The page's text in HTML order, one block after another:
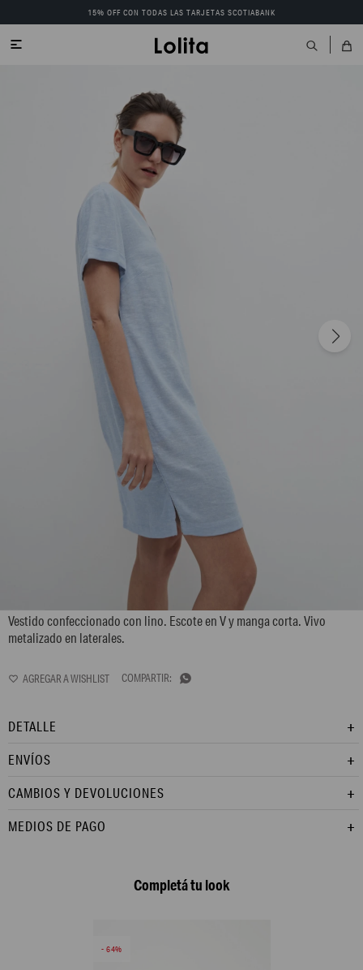
15% OFF CON TODAS LAS TARJETAS SCOTIABANK

Vestido confeccionado con lino. Escote en V y manga corta. Vivo
metalizado en laterales.

DETALLE
ENVÍOS
CAMBIOS Y DEVOLUCIONES
MEDIOS DE PAGO
Completá tu look
64